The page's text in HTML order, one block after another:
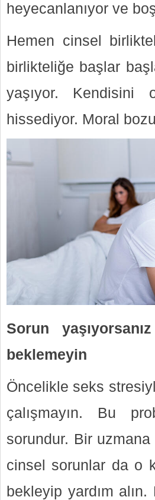
heyecanlanıyor ve
Hemen cinsel
birlikteliğe başlar
yaşıyor. Kendisini
hissediyor. Moral
Sorun
beklemeyin
Öncelikle seks
çalışmayın. Bu
sorundur. Bir uzmana
cinsel sorunlar da o
bekleyip yardım